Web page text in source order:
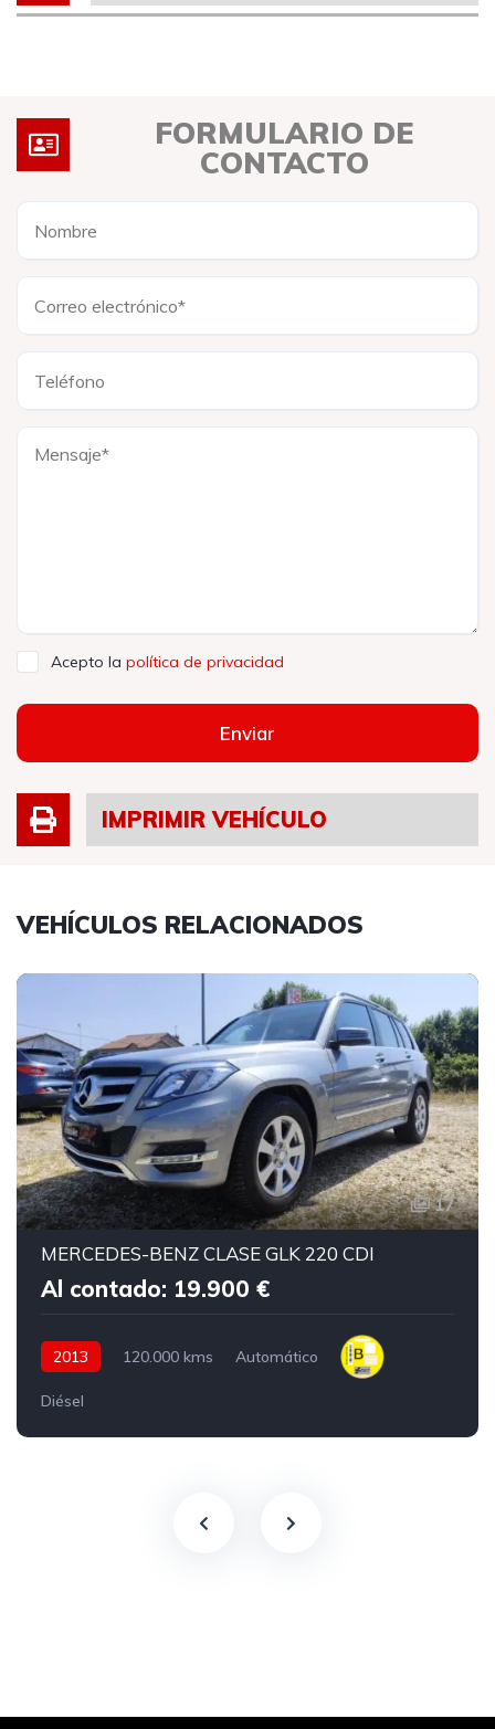
FORMULARIO DE
CONTACTO
Acepto la política de privacidad
Enviar
IMPRIMIR VEHÍCULO
VEHÍCULOS RELACIONADOS
17
MERCEDES-BENZ CLASE GLK 220 CDI
Al contado: 19.900 €
2013 120.000 kms Automático
Diésel